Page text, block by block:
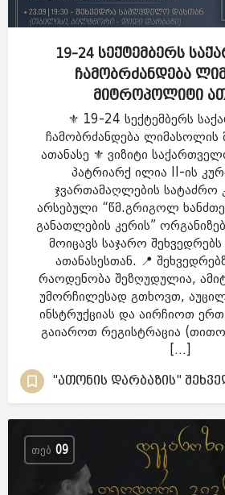
19-24 სექტემბერს
ჩამობრძანდება
მიტროპოლიტი
⚜️ 19-24 სექტემბერს
ჩამობრძანდება
ათანასე ⚜️ ვიზიტი
პატრიარქ ილია II-ის
ჯვართამაღლების სატაძრო
არსებული “წმ.გრიგოლ
განათლების კერის”
მოიცავს საჯარო
ათანასესთან. 📍
რაოდენობა შეზღუდულია,
უმორჩილესად გთხოვთ,
ინსტრუქციას და აირჩიოთ
გაიაროთ რეგისტრაცია
[…]
"ათონის დარბაზის"
ᲗᲔᲑ 09